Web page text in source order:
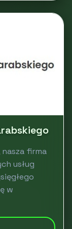
firma
usług
w